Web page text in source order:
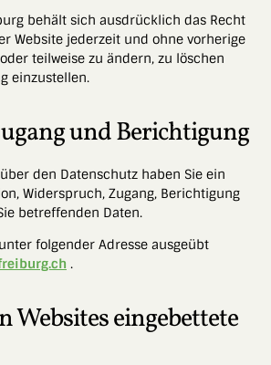
behält sich ausdrücklich das Recht
Website jederzeit und ohne vorherige
teilweise zu ändern, zu löschen
einzustellen.
und Berichtigung
den Datenschutz haben Sie ein
Widerspruch, Zugang, Berichtigung
betreffenden Daten.
folgender Adresse ausgeübt
.
Websites eingebettete